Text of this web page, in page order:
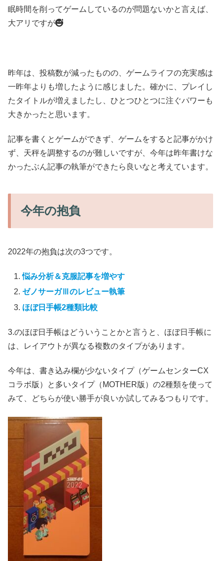
眠時間を削ってゲームしているのが問題ないかと言えば、
大アリですが
昨年は、投稿数が減ったものの、ゲームライフの充実感は
一昨年よりも増したように感じました。確かに、プレイし
たタイトルが増えましたし、ひとつひとつに注ぐパワーも
大きかったと思います。
記事を書くとゲームができず、ゲームをすると記事がかけ
ず、天秤を調整するのが難しいですが、今年は昨年書けな
かったぶん記事の執筆ができたら良いなと考えています。
今年の抱負
2022年の抱負は次の3つです。
悩み分析＆克服記事を増やす
ゼノサーガⅢのレビュー執筆
ほぼ日手帳2種類比較
3.のほぼ日手帳はどういうことかと言うと、ほぼ日手帳に
は、レイアウトが異なる複数のタイプがあります。
今年は、書き込み欄が少ないタイプ（ゲームセンターCX
コラボ版）と多いタイプ（MOTHER版）の2種類を使って
みて、どちらが使い勝手が良いか試してみるつもりです。